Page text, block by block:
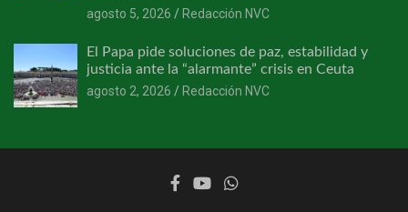
agosto 5, 2026
Redacción NVC
El Papa pide soluciones de paz, estabilidad y
justicia ante la “alarmante” crisis en Ceuta
agosto 2, 2026
Redacción NVC